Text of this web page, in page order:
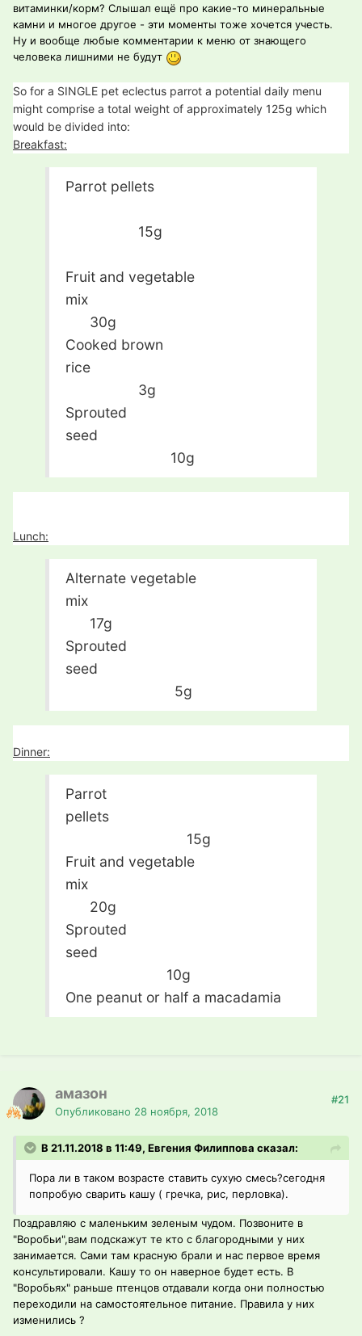
витаминки/корм? Слышал ещё про какие-то минеральные
камни и многое другое - эти моменты тоже хочется учесть.
Ну и вообще любые комментарии к меню от знающего
человека лишними не будут
So for a SINGLE pet eclectus parrot a potential daily menu
might comprise a total weight of approximately 125g which
would be divided into:
Breakfast:
Parrot pellets
15g
Fruit and vegetable
mix
30g
Cooked brown
rice
3g
Sprouted
seed
10g
Lunch:
Alternate vegetable
mix
17g
Sprouted
seed
5g
Dinner:
Parrot
pellets
15g
Fruit and vegetable
mix
20g
Sprouted
seed
10g
One peanut or half a macadamia
амазон
Опубликовано 28 ноября, 2018
#21
В 21.11.2018 в 11:49, Евгения Филиппова сказал:
Пора ли в таком возрасте ставить сухую смесь?сегодня
попробую сварить кашу ( гречка, рис, перловка).
Поздравляю с маленьким зеленым чудом. Позвоните в
"Воробьи",вам подскажут те кто с благородными у них
занимается. Сами там красную брали и нас первое время
консультировали. Кашу то он наверное будет есть. В
"Воробьях" раньше птенцов отдавали когда они полностью
переходили на самостоятельное питание. Правила у них
изменились ?